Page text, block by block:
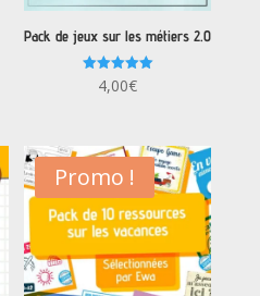
Pack de jeux sur les métiers 2.0
Note
5.00
4,00€
Promo !